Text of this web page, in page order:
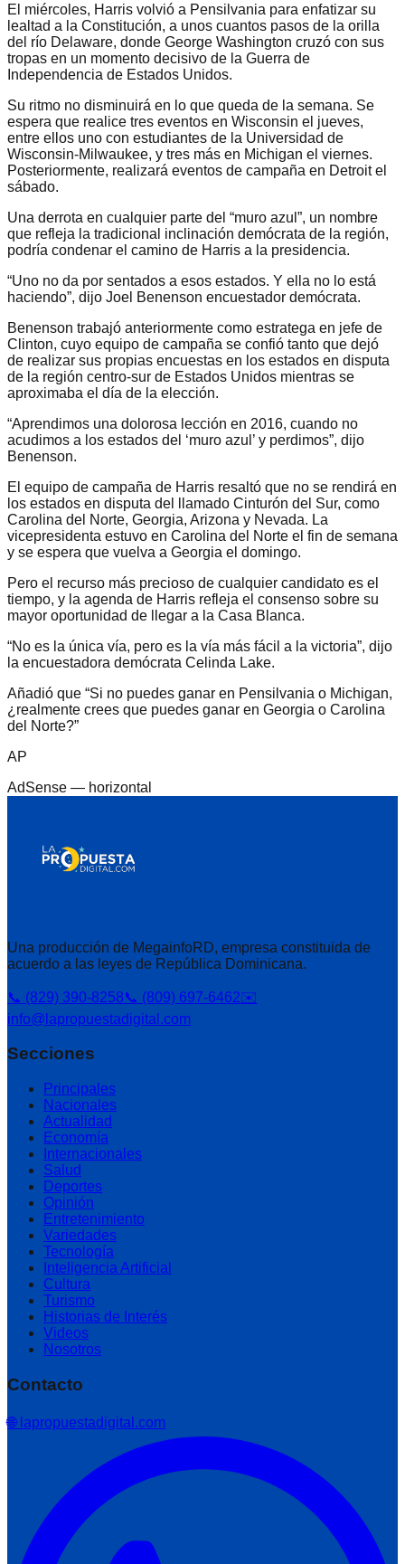
El miércoles, Harris volvió a Pensilvania para enfatizar su
lealtad a la Constitución, a unos cuantos pasos de la orilla
del río Delaware, donde George Washington cruzó con sus
tropas en un momento decisivo de la Guerra de
Independencia de Estados Unidos.
Su ritmo no disminuirá en lo que queda de la semana. Se
espera que realice tres eventos en Wisconsin el jueves,
entre ellos uno con estudiantes de la Universidad de
Wisconsin-Milwaukee, y tres más en Michigan el viernes.
Posteriormente, realizará eventos de campaña en Detroit el
sábado.
Una derrota en cualquier parte del “muro azul”, un nombre
que refleja la tradicional inclinación demócrata de la región,
podría condenar el camino de Harris a la presidencia.
“Uno no da por sentados a esos estados. Y ella no lo está
haciendo”, dijo Joel Benenson encuestador demócrata.
Benenson trabajó anteriormente como estratega en jefe de
Clinton, cuyo equipo de campaña se confió tanto que dejó
de realizar sus propias encuestas en los estados en disputa
de la región centro-sur de Estados Unidos mientras se
aproximaba el día de la elección.
“Aprendimos una dolorosa lección en 2016, cuando no
acudimos a los estados del ‘muro azul’ y perdimos”, dijo
Benenson.
El equipo de campaña de Harris resaltó que no se rendirá en
los estados en disputa del llamado Cinturón del Sur, como
Carolina del Norte, Georgia, Arizona y Nevada. La
vicepresidenta estuvo en Carolina del Norte el fin de semana
y se espera que vuelva a Georgia el domingo.
Pero el recurso más precioso de cualquier candidato es el
tiempo, y la agenda de Harris refleja el consenso sobre su
mayor oportunidad de llegar a la Casa Blanca.
“No es la única vía, pero es la vía más fácil a la victoria”, dijo
la encuestadora demócrata Celinda Lake.
Añadió que “Si no puedes ganar en Pensilvania o Michigan,
¿realmente crees que puedes ganar en Georgia o Carolina
del Norte?”
AP
AdSense — horizontal
Una producción de MegainfoRD, empresa constituida de
acuerdo a las leyes de República Dominicana.
📞 (829) 390-8258📞 (809) 697-6462✉️
info@lapropuestadigital.com
Secciones
Principales
Nacionales
Actualidad
Economía
Internacionales
Salud
Deportes
Opinión
Entretenimiento
Variedades
Tecnología
Inteligencia Artificial
Cultura
Turismo
Historias de Interés
Videos
Nosotros
Contacto
🌐 lapropuestadigital.com